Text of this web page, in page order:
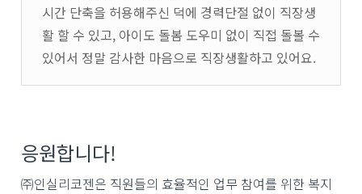
시간 단축을 허용해주신 덕에 경력단절 없이 직장생
활 할 수 있고, 아이도 돌봄 도우미 없이 직접 돌볼 수
있어서 정말 감사한 마음으로 직장생활하고 있어요.
응원합니다!
㈜인실리코젠은 직원들의 효율적인 업무 참여를 위한 복지